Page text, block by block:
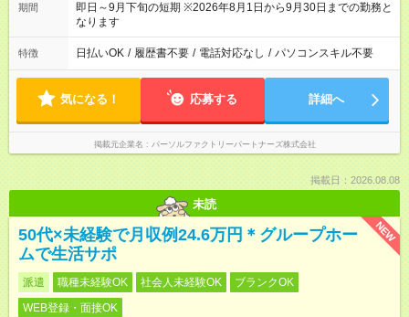
期間
即日～9月下旬の短期 ※2026年8月1日から9月30日までの勤務と
なります
特徴 日払いOK / 履歴書不要 / 電話対応なし / パソコンスキル不要
気になる！ 応募する 詳細へ
掲載元企業名 パーソルファクトリーパートナーズ株式会社
掲載日：2026.08.08
未読
NEW
50代×未経験で月収例24.6万円＊グループホー
ムで生活サポ
派遣 職種未経験OK 社会人未経験OK
ブランクOK
WEB登録・面接OK